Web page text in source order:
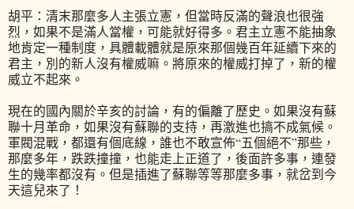
胡平：清末那麼多人主張立憲，但當時反滿的聲浪也很強
烈，如果不是滿人當權，可能就好得多。君主立憲不能抽象
地肯定一種制度，具體載體就是原來那個幾百年延續下來的
君主，別的新人沒有權威嘛。將原來的權威打掉了，新的權
威立不起來。
現在的國內關於辛亥的討論，有的偏離了歷史。如果沒有蘇
聯十月革命，如果沒有蘇聯的支持，再激進也搞不成氣候。
軍閥混戰，都還有個底線，誰也不敢宣佈“五個絕不”那些，
那麼多年，跌跌撞撞，也能走上正道了，後面許多事，連發
生的幾率都沒有。但是插進了蘇聯等等那麼多事，就岔到今
天這兒來了！